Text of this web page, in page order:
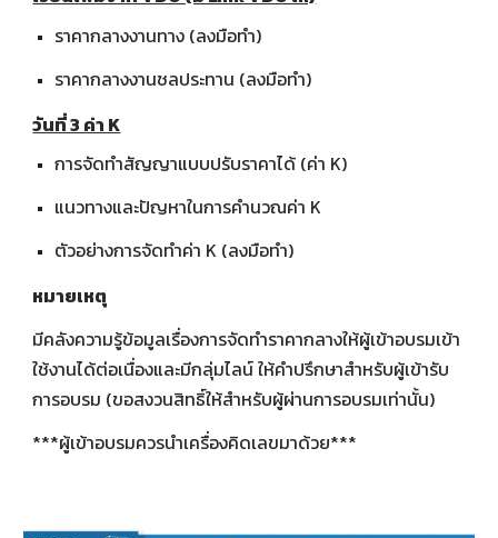
ราคากลางงานทาง (ลงมือทำ)
ราคากลางงานชลประทาน (ลงมือทำ)
วันที่ 3 ค่า K
การจัดทำสัญญาแบบปรับราคาได้ (ค่า K)
แนวทางและปัญหาในการคำนวณค่า K
ตัวอย่างการจัดทำค่า K (ลงมือทำ)
หมายเหตุ
มีคลังความรู้ข้อมูลเรื่องการจัดทำราคากลางให้ผู้เข้าอบรมเข้า
ใช้งานได้ต่อเนื่องและมีกลุ่มไลน์ ให้คำปรึกษาสำหรับผู้เข้ารับ
การอบรม (ขอสงวนสิทธิ์ให้สำหรับผู้ผ่านการอบรมเท่านั้น)
***ผู้เข้าอบรมควรนำเครื่องคิดเลขมาด้วย***